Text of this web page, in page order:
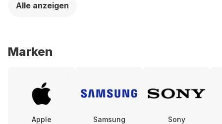
Alle anzeigen
Marken
Apple Samsung Sony